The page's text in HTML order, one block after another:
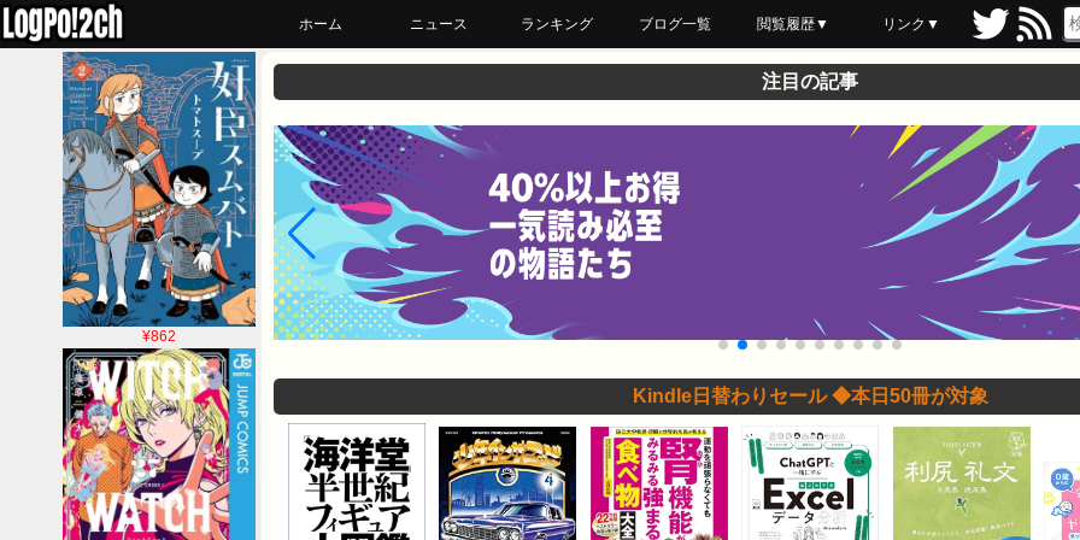
ホーム ニュース ランキング ブログ一覧 閲覧履歴▼
最近読んだ
あとで読む
ブックマーク
リンク▼
¥862
注目の記事
Kindle日替わりセール ◆本日50冊が対象